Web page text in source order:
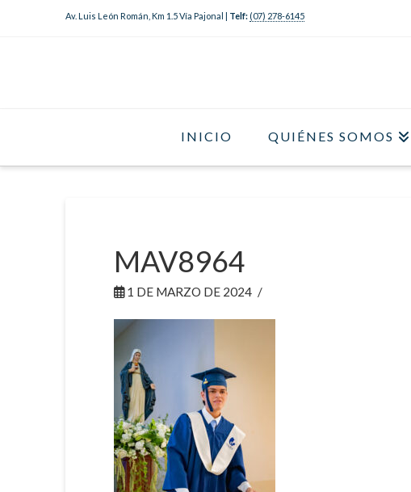
Av. Luis León Román, Km 1.5 Vía Pajonal | Telf: (07) 278-6145
INICIO QUIÉNES SOMOS
MAV8964
1 DE MARZO DE 2024